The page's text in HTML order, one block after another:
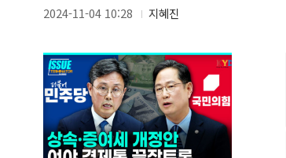
2024-11-04 10:28 지혜진